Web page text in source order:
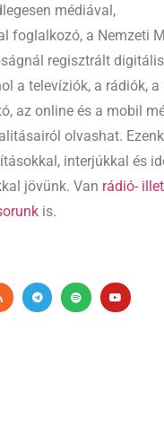
médiával,
foglalkozó, a Nemzeti
regisztrált digitális
a televíziók, a rádiók, a
az online és a mobil
olvashat.
interjúkkal és
jövünk. Van rádió-
is.